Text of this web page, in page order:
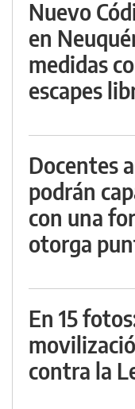
Nuevo
en
medidas
escapes
Docentes
podrán
con una
otorga
En 15
contra la